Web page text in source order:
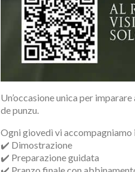
Un’occasione unica per
de punzu.
Ogni giovedì vi
✔️ Dimostrazione
✔️ Preparazione guidata
✔️ Pranzo finale con